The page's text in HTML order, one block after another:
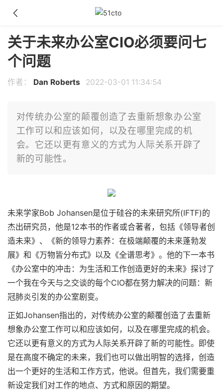
关于未来办公室CIO必须要问七
个问题
作者： Dan Roberts 2022-03-01 11:34:54
对传统办公室的颠覆创造了去重新想象办公室
工作可以和应该如何，以及在哪里完成的机
会。它还以更有意义的方式为人际关系开辟了
新的可能性。
未来学家Bob Johansen是位于硅谷的未来研究所(IFTF)的
杰出研究员，他是12本书的作者或合著者，包括《领导者创
造未来》、《新的领导力素养：在极端颠覆的未来蓬勃发
展》和《万物皆分布式》以及《全谱思考》。他的下一本书
《办公室中的冲击：为生活和工作创造更好的未来》探讨了
一个我在今天与之交谈的每个CIO都在努力解决的问题：新
冠肺炎引发的办公室剧变。
正如Johansen指出的，对传统办公室的颠覆创造了去重新
想象办公室工作可以和应该如何，以及在哪里完成的机会。
它还以更有意义的方式为人际关系开辟了新的可能性。即使
是在高度不确定的未来，我们也可以做出明智的选择，创造
出一个更好的生活和工作方式，他说。但首先，我们需要重
新设定我们对工作的地点、方式和原因的期望。